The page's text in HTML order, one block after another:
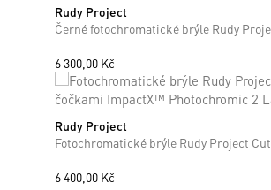
ONE SIZE
Rudy Project
6 300,00 Kč
ONE SIZE
Rudy Project
6 400,00 Kč